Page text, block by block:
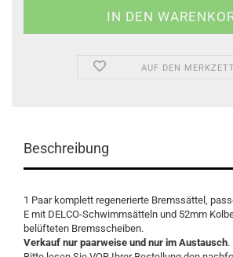
AUF DEN
Beschreibung
1 Paar komplett regenerierte Bremssättel,
E mit DELCO-Schwimmsätteln und 52mm
belüfteten Bremsscheiben.
Verkauf nur paarweise und nur im Austausch.